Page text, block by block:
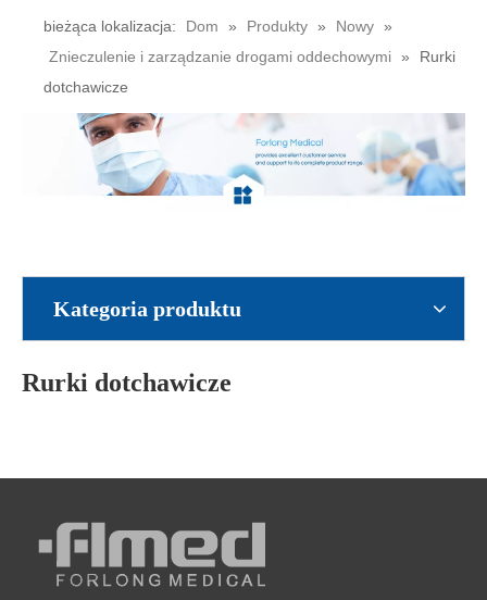
bieżąca lokalizacja: Dom » Produkty » Nowy »
Znieczulenie i zarządzanie drogami oddechowymi
»
Rurki
dotchawicze
Kategoria produktu
Rurki dotchawicze